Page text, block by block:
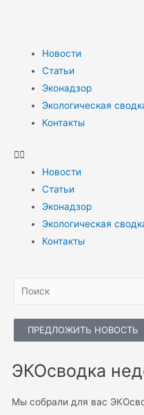
Новости
Статьи
Эконадзор
Экологическая
Контакты
Новости
Статьи
Эконадзор
Экологическая
Контакты
ПРЕДЛОЖИТЬ НОВОСТЬ
ЭКОсводка
Мы собрали для вас